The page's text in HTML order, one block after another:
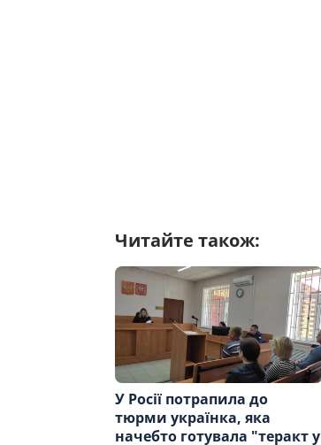
Читайте також:
У Росії потрапила до
тюрми українка, яка
начебто готувала "теракт у